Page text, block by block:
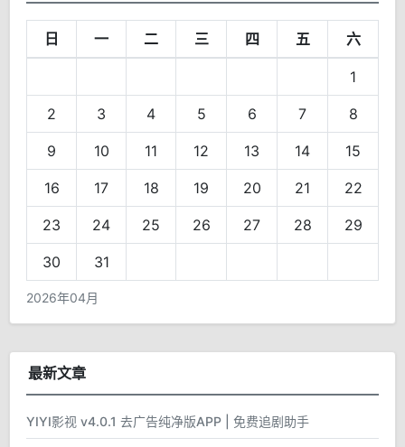
日 一 二 三 四 五 六
1
2 3 4 5 6 7 8
9 10 11 12 13 14 15
16 17 18 19 20 21 22
23 24 25 26 27 28 29
30 31
2026年04月
最新文章
YIYI影视 v4.0.1 去广告纯净版APP | 免费追剧助手